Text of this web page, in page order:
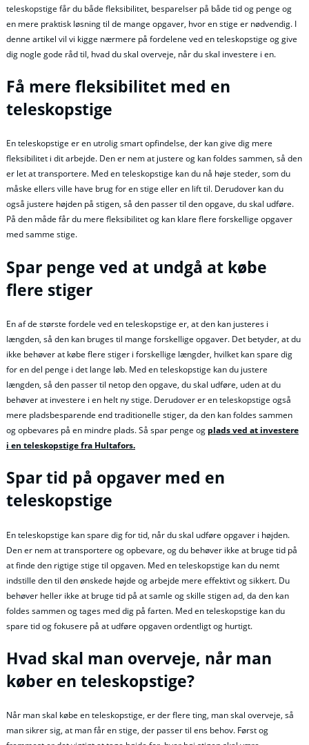
teleskopstige får du både fleksibilitet, besparelser på både tid og penge og
en mere praktisk løsning til de mange opgaver, hvor en stige er nødvendig. I
denne artikel vil vi kigge nærmere på fordelene ved en teleskopstige og give
dig nogle gode råd til, hvad du skal overveje, når du skal investere i en.
Få mere fleksibilitet med en
teleskopstige
En teleskopstige er en utrolig smart opfindelse, der kan give dig mere
fleksibilitet i dit arbejde. Den er nem at justere og kan foldes sammen, så den
er let at transportere. Med en teleskopstige kan du nå høje steder, som du
måske ellers ville have brug for en stige eller en lift til. Derudover kan du
også justere højden på stigen, så den passer til den opgave, du skal udføre.
På den måde får du mere fleksibilitet og kan klare flere forskellige opgaver
med samme stige.
Spar penge ved at undgå at købe
flere stiger
En af de største fordele ved en teleskopstige er, at den kan justeres i
længden, så den kan bruges til mange forskellige opgaver. Det betyder, at du
ikke behøver at købe flere stiger i forskellige længder, hvilket kan spare dig
for en del penge i det lange løb. Med en teleskopstige kan du justere
længden, så den passer til netop den opgave, du skal udføre, uden at du
behøver at investere i en helt ny stige. Derudover er en teleskopstige også
mere pladsbesparende end traditionelle stiger, da den kan foldes sammen
og opbevares på en mindre plads. Så spar penge og plads ved at investere
i en teleskopstige fra Hultafors.
Spar tid på opgaver med en
teleskopstige
En teleskopstige kan spare dig for tid, når du skal udføre opgaver i højden.
Den er nem at transportere og opbevare, og du behøver ikke at bruge tid på
at finde den rigtige stige til opgaven. Med en teleskopstige kan du nemt
indstille den til den ønskede højde og arbejde mere effektivt og sikkert. Du
behøver heller ikke at bruge tid på at samle og skille stigen ad, da den kan
foldes sammen og tages med dig på farten. Med en teleskopstige kan du
spare tid og fokusere på at udføre opgaven ordentligt og hurtigt.
Hvad skal man overveje, når man
køber en teleskopstige?
Når man skal købe en teleskopstige, er der flere ting, man skal overveje, så
man sikrer sig, at man får en stige, der passer til ens behov. Først og